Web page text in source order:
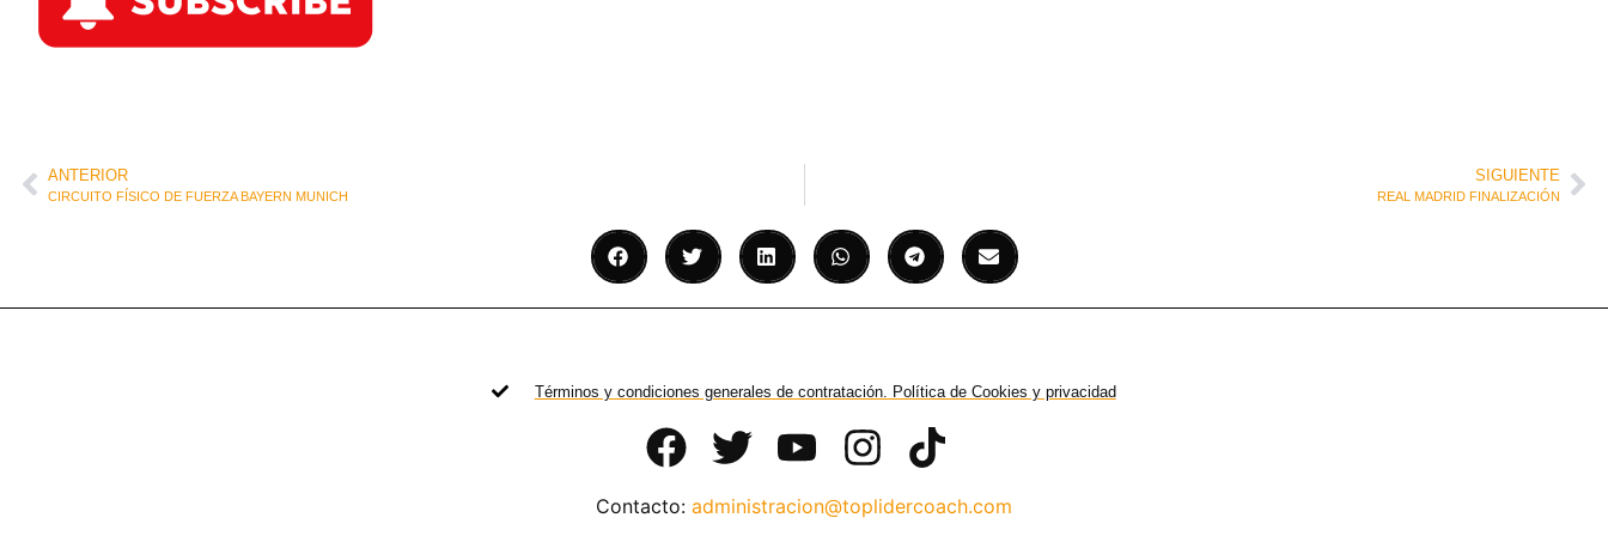
ANTERIOR
CIRCUITO FÍSICO DE FUERZA BAYERN MUNICH
SIGUIENTE
REAL MADRID FINALIZACIÓN
Términos y condiciones generales de contratación. Política de Cookies y privacidad
Contacto: administracion@toplidercoach.com